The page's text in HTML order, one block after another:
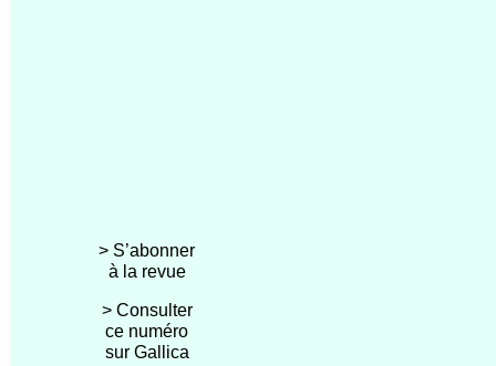
> S’abonner
à la revue
> Consulter
ce numéro
sur Gallica